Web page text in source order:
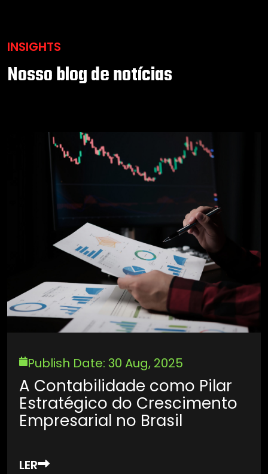
INSIGHTS
Nosso blog de notícias
Publish Date: 30 Aug, 2025
A Contabilidade como Pilar
Estratégico do Crescimento
Empresarial no Brasil
LER